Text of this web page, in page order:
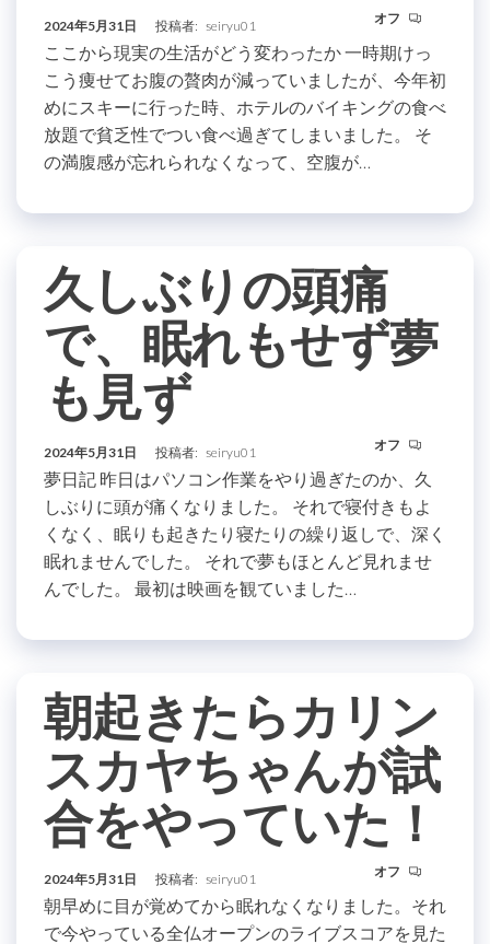
2024年5月31日 投稿者: seiryu01 オフ
ここから現実の生活がどう変わったか 一時期けっ
こう痩せてお腹の贅肉が減っていましたが、今年初
めにスキーに行った時、ホテルのバイキングの食べ
放題で貧乏性でつい食べ過ぎてしまいました。 そ
の満腹感が忘れられなくなって、空腹が…
久しぶりの頭痛
で、眠れもせず夢
も見ず
2024年5月31日 投稿者: seiryu01 オフ
夢日記 昨日はパソコン作業をやり過ぎたのか、久
しぶりに頭が痛くなりました。 それで寝付きもよ
くなく、眠りも起きたり寝たりの繰り返しで、深く
眠れませんでした。 それで夢もほとんど見れませ
んでした。 最初は映画を観ていました…
朝起きたらカリン
スカヤちゃんが試
合をやっていた！
2024年5月31日 投稿者: seiryu01 オフ
朝早めに目が覚めてから眠れなくなりました。それ
で今やっている全仏オープンのライブスコアを見た